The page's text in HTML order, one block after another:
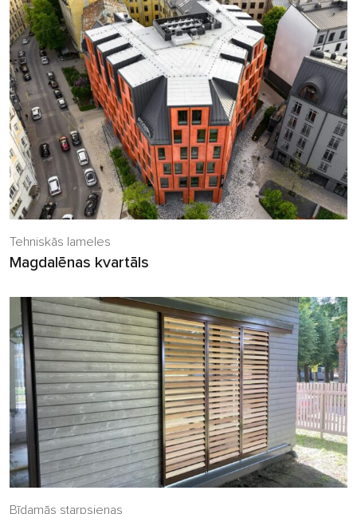
Tehniskās lameles
Magdalēnas kvartāls
Bīdamās starpsienas